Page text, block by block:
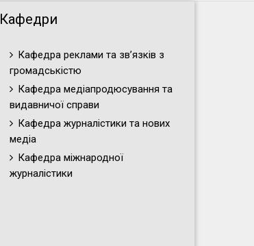
Кафедри
Кафедра реклами та зв’язків з
громадськістю
Кафедра медіапродюсування та
видавничої справи
Кафедра журналістики та нових
медіа
Кафедра міжнародної
журналістики